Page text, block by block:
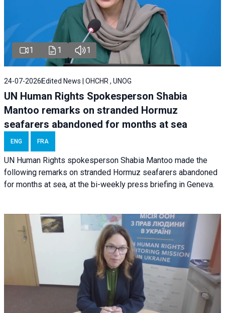
1 1 1
24-07-2026 Edited News | OHCHR , UNOG
UN Human Rights Spokesperson Shabia
Mantoo remarks on stranded Hormuz
seafarers abandoned for months at sea
ENG FRA
UN Human Rights spokesperson Shabia Mantoo made the
following remarks on stranded Hormuz seafarers abandoned
for months at sea, at the bi-weekly press briefing in Geneva.